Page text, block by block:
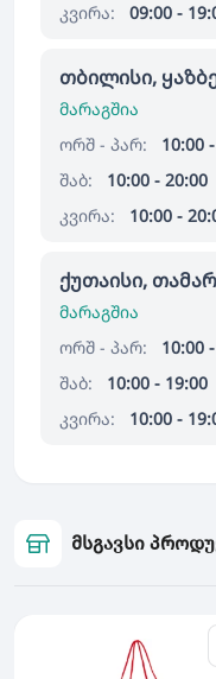
კვირა:
09:00 -
თბილისი,
მარაგშია
ორშ - პარ:
10:00
შაბ:
10:00 - 20:00
კვირა:
10:00 -
ქუთაისი,
მარაგშია
ორშ - პარ:
10:00
შაბ:
10:00 - 19:00
კვირა:
10:00 -
მსგავსი